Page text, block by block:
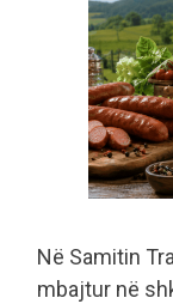
Në Samitin
mbajtur në